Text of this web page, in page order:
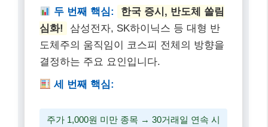
두 번째 핵심:
한국 증시, 반도체 쏠림
심화!
삼성전자, SK하이닉스 등 대형 반
도체주의 움직임이 코스피 전체의 방향을
결정하는 주요 요인입니다.
세 번째 핵심:
주가 1,000원 미만 종목 → 30거래일 연속 시